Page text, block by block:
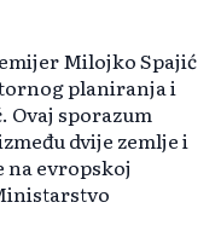
Milojko Spajić
planiranja i
Ovaj sporazum
dvije zemlje i
na evropskoj